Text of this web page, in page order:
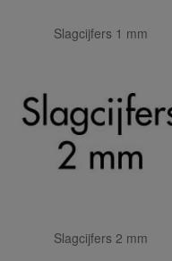
Slagcijfers 1 mm
Slagcijfers 2 mm